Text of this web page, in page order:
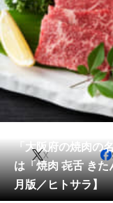
TOP
エンタメ
グルメ
住まい
会員記事
メディア
「大阪府の焼肉の
は「焼肉 㐂舌 き
月版／ヒトサラ】
X